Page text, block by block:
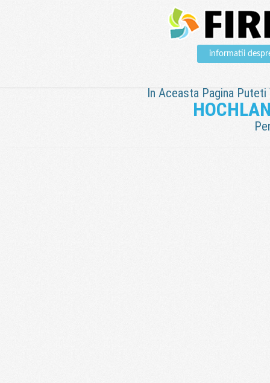
informatii
In Aceasta Pagina